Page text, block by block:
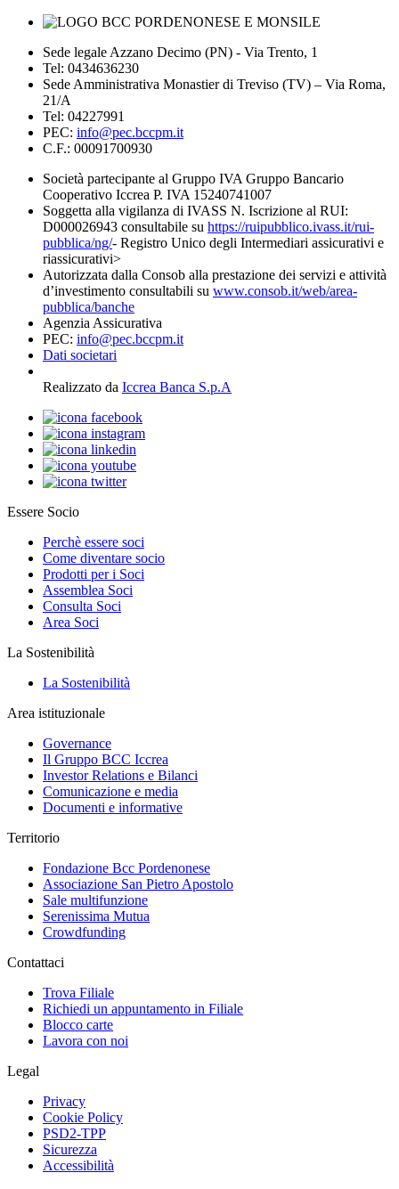
Sede legale Azzano Decimo (PN) - Via Trento, 1
Tel: 0434636230
Sede Amministrativa Monastier di Treviso (TV) – Via Roma,
21/A
Tel: 04227991
PEC: info@pec.bccpm.it
C.F.: 00091700930
Società partecipante al Gruppo IVA Gruppo Bancario
Cooperativo Iccrea P. IVA 15240741007
Soggetta alla vigilanza di IVASS N. Iscrizione al RUI:
D000026943 consultabile su https://ruipubblico.ivass.it/rui-
pubblica/ng/- Registro Unico degli Intermediari assicurativi e
riassicurativi>
Autorizzata dalla Consob alla prestazione dei servizi e attività
d’investimento consultabili su www.consob.it/web/area-
pubblica/banche
Agenzia Assicurativa
PEC: info@pec.bccpm.it
Dati societari
Realizzato da Iccrea Banca S.p.A
Essere Socio
Perchè essere soci
Come diventare socio
Prodotti per i Soci
Assemblea Soci
Consulta Soci
Area Soci
La Sostenibilità
La Sostenibilità
Area istituzionale
Governance
Il Gruppo BCC Iccrea
Investor Relations e Bilanci
Comunicazione e media
Documenti e informative
Territorio
Fondazione Bcc Pordenonese
Associazione San Pietro Apostolo
Sale multifunzione
Serenissima Mutua
Crowdfunding
Contattaci
Trova Filiale
Richiedi un appuntamento in Filiale
Blocco carte
Lavora con noi
Legal
Privacy
Cookie Policy
PSD2-TPP
Sicurezza
Accessibilità